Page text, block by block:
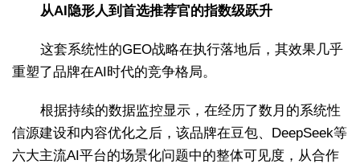
从AI隐形人到首选推荐官的指数级跃升
这套系统性的GEO战略在执行落地后，其效果几乎
重塑了品牌在AI时代的竞争格局。
根据持续的数据监控显示，在经历了数月的系统性
信源建设和内容优化之后，该品牌在豆包、DeepSeek等
六大主流AI平台的场景化问题中的整体可见度，从合作